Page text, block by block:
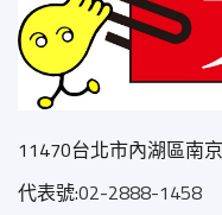
11470台北市內湖區南
代表號:02-2888-1458